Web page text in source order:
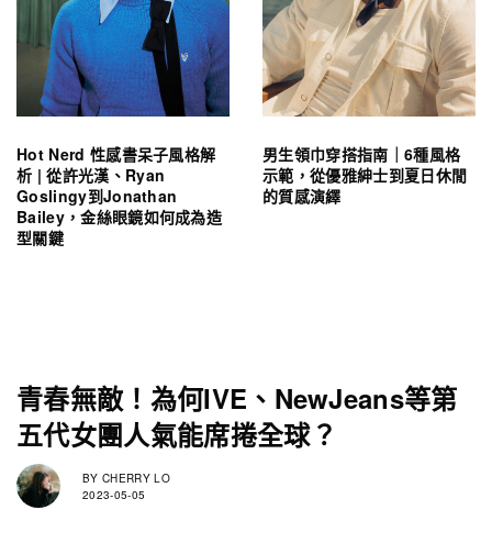
Hot Nerd 性感書呆子風格解
析 | 從許光漢、Ryan
Goslingy到Jonathan
Bailey，金絲眼鏡如何成為造
型關鍵
男生領巾穿搭指南｜6種風格
示範，從優雅紳士到夏日休閒
的質感演繹
青春無敵！為何IVE、NewJeans等第
五代女團人氣能席捲全球？
BY CHERRY LO
2023-05-05